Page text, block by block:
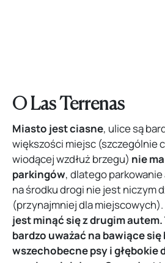
O Las Terrenas
Miasto jest ciasne, ulice są
większości miejsc (szczególnie
wiodącej wzdłuż brzegu) nie
parkingów, dlatego
na środku drogi nie jest niczym
(przynajmniej dla miejscowych).
jest minąć się z drugim autem.
bardzo uważać na bawiące
wszechobecne psy i głębokie